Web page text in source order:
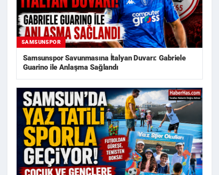
SAMSUNSPOR
Samsunspor Savunmasına İtalyan Duvarı: Gabriele
Guarino ile Anlaşma Sağlandı